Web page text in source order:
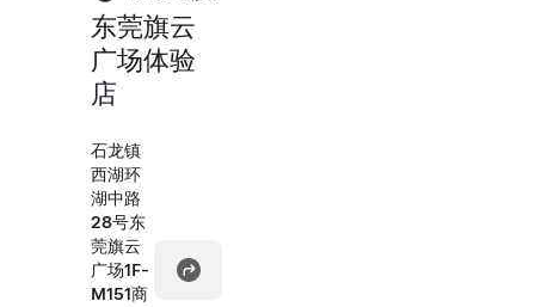
东莞旗云
广场体验
店
石龙镇
西湖环
湖中路
28号东
莞旗云
广场1F-
M151商